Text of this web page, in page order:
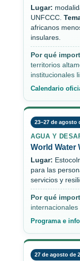
Lugar:
UNFCCC.
africanos
insulares.
Por qué
territorios
institucionales
Calendario
23–27 de agosto
AGUA Y
World Water
Lugar:
para las
servicios y
Por qué
Programa e
27 de agosto de